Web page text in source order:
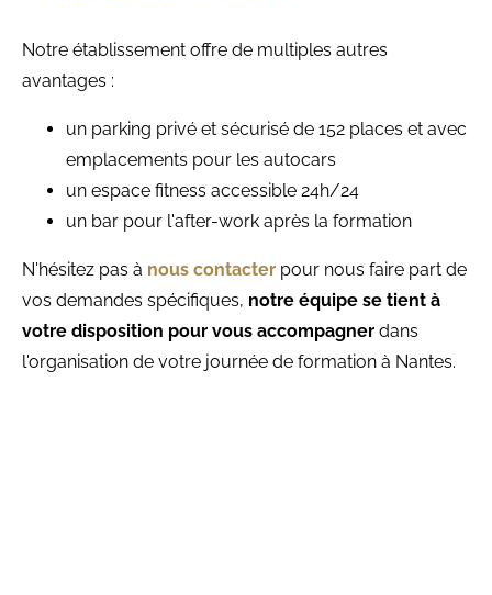
Notre établissement offre de multiples autres
avantages :
un parking privé et sécurisé de 152 places et avec
emplacements pour les autocars
un espace fitness accessible 24h/24
un bar pour l'after-work après la formation
N'hésitez pas à nous contacter pour nous faire part de
vos demandes spécifiques, notre équipe se tient à
votre disposition pour vous accompagner dans
l'organisation de votre journée de formation à Nantes.